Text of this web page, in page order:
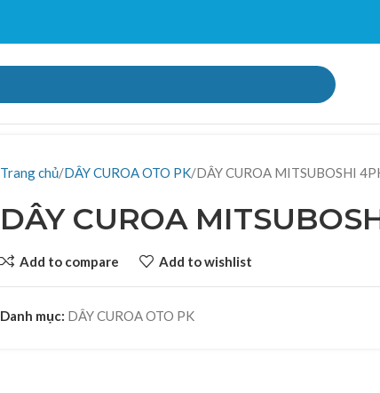
Trang chủ DÂY CUROA OTO PK DÂY CUROA MITSUBOSHI
DÂY CUROA
Add to compare Add to wishlist
Danh mục: DÂY CUROA OTO PK